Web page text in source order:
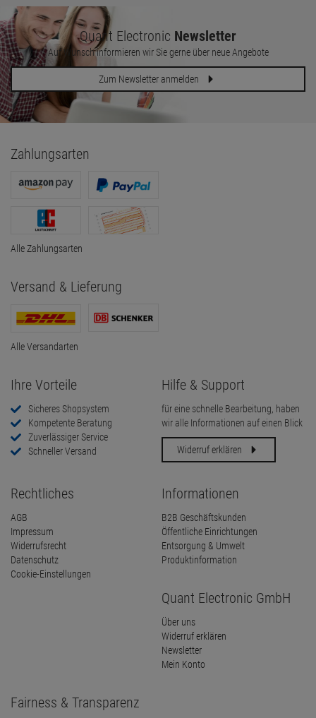
Quant Electronic Newsletter
Auf Wunsch informieren wir Sie gerne über neue Angebote
Zum Newsletter anmelden
Zahlungsarten
Alle Zahlungsarten
Versand & Lieferung
Alle Versandarten
Ihre Vorteile
Sicheres Shopsystem
Kompetente Beratung
Zuverlässiger Service
Schneller Versand
Hilfe & Support
für eine schnelle Bearbeitung, haben
wir alle Informationen auf einen Blick
Widerruf erklären
Rechtliches
AGB
Impressum
Widerrufsrecht
Datenschutz
Cookie-Einstellungen
Informationen
B2B Geschäftskunden
Öffentliche Einrichtungen
Entsorgung & Umwelt
Produktinformation
Quant Electronic GmbH
Über uns
Widerruf erklären
Newsletter
Mein Konto
Fairness & Transparenz